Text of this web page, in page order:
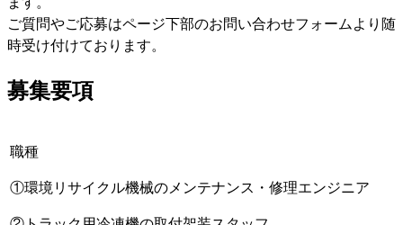
ご質問やご応募はページ下部のお問い合わせフォームより随
時受け付けております。
募集要項
職種
①環境リサイクル機械のメンテナンス・修理エンジニア